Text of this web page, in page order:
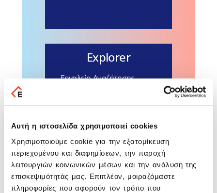
Αυτή η ιστοσελίδα χρησιμοποιεί cookies
Χρησιμοποιούμε cookie για την εξατομίκευση
περιεχομένου και διαφημίσεων, την παροχή
λειτουργιών κοινωνικών μέσων και την ανάλυση της
επισκεψιμότητάς μας. Επιπλέον, μοιραζόμαστε
πληροφορίες που αφορούν τον τρόπο που
Explorer
Εργαλείο Αναζήτησης
και εργατικών θεμάτων.
Περισσότερα